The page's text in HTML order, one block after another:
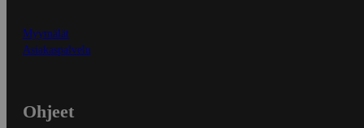
Myymälät
Asiakaspalvelu
Ohjeet